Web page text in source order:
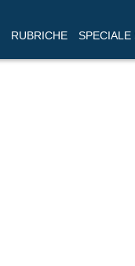
RUBRICHE SPECIALE